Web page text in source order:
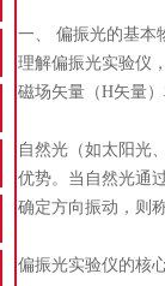
一、 偏振光的基本
理解偏振光实验仪
磁场矢量（H矢量
自然光（如太阳光
优势。当自然光通
确定方向振动，则
偏振光实验仪的核